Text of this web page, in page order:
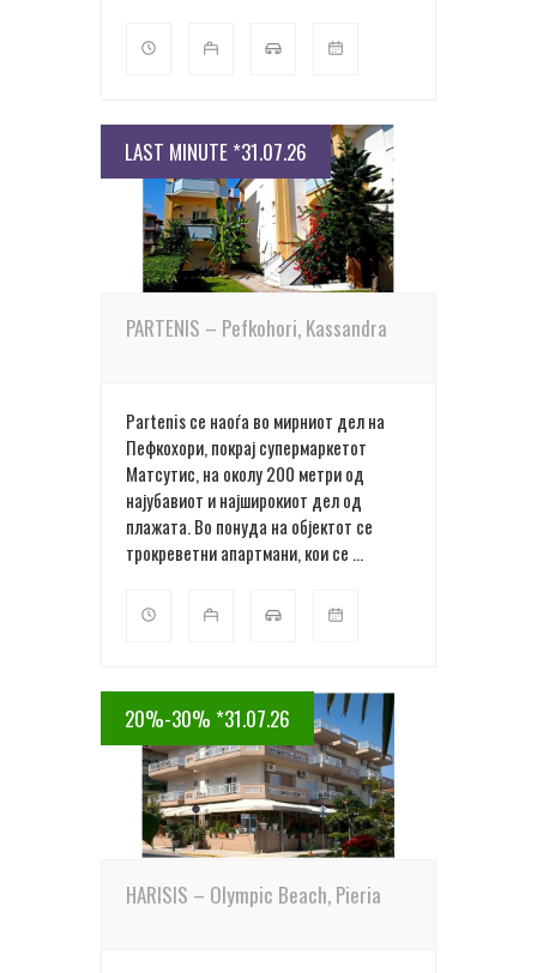
LAST MINUTE *31.07.26
ПОВЕЌЕ ДЕТАЛИ
PARTENIS – Pefkohori, Kassandra
Partenis се наоѓа во мирниот дел на
Пефкохори, покрај супермаркетот
Матсутис, на околу 200 метри од
најубавиот и најширокиот дел од
плажата. Во понуда на објектот се
трокреветни апартмани, кои се ...
20%-30% *31.07.26
ПОВЕЌЕ ДЕТАЛИ
HARISIS – Olympic Beach, Pieria